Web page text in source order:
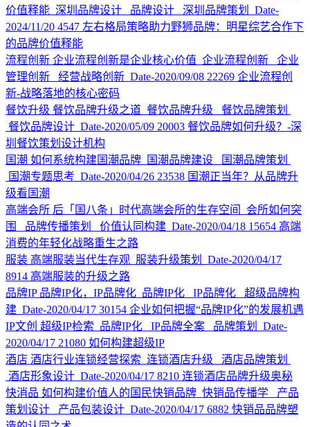
价值释能 深圳品牌设计 品牌设计 深圳品牌策划 Date-
2024/11/20 4547 左右格局策略助力野狮品牌：明星综艺合作下
的品牌价值释能
流程创新 企业流程创新是企业核心价值 企业流程创新 企业
管理创新 经营战略创新 Date-2020/09/08 22269 企业流程创
新-战略落地的核心密码
餐饮升级 餐饮品牌升级之道 餐饮品牌升级 餐饮品牌策划
餐饮品牌设计 Date-2020/05/09 20003 餐饮品牌如何升级？-深
圳餐饮策划设计机构
国潮 如何系统构建国潮品牌
国潮品牌建设 国潮品牌策划
国潮专题思考 Date-2020/04/26 23538 国潮正当年？从品牌升
级看国潮
高端会所 后「国八条」时代高端会所的生存空间
会所如何突
围 品牌传播策划 价值认同构建 Date-2020/04/18 15654 高端
消费的年轻化战略重生之路
服装 高端服装当代生存观 服装升级策划 Date-2020/04/17
8914 高端服装的升级之路
品牌IP 品牌IP化，IP品牌化 品牌IP化 IP品牌化 超级品牌构
建 Date-2020/04/17 30154 企业如何把握“品牌IP化”的发展机遇
IP文创 超级IP检索 品牌IP化 IP品牌全案 品牌策划 Date-
2020/04/17 21080 如何构建超级IP
酒店 酒店行业连锁经营探索 连锁酒店升级 酒店品牌策划
酒店形象设计 Date-2020/04/17 8210 连锁酒店品牌升级奥秘
快消品 如何构建价值人的国民快销品牌 快销品传播学 产品
策划设计 产品包装设计 Date-2020/04/17 6882 快销品品牌塑